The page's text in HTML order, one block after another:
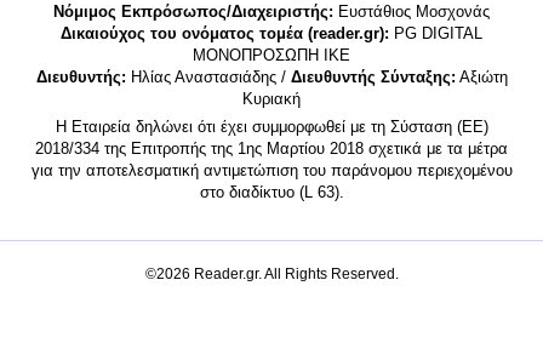
Νόμιμος Εκπρόσωπος/Διαχειριστής: Ευστάθιος Μοσχονάς
Δικαιούχος του ονόματος τομέα (reader.gr): PG DIGITAL
MONΟΠΡΟΣΩΠΗ ΙΚΕ
Διευθυντής: Ηλίας Αναστασιάδης / Διευθυντής Σύνταξης: Αξιώτη
Κυριακή
Η Εταιρεία δηλώνει ότι έχει συμμορφωθεί με τη Σύσταση (ΕΕ)
2018/334 της Επιτροπής της 1ης Μαρτίου 2018 σχετικά με τα μέτρα
για την αποτελεσματική αντιμετώπιση του παράνομου περιεχομένου
στο διαδίκτυο (L 63).
©2026 Reader.gr. All Rights Reserved.